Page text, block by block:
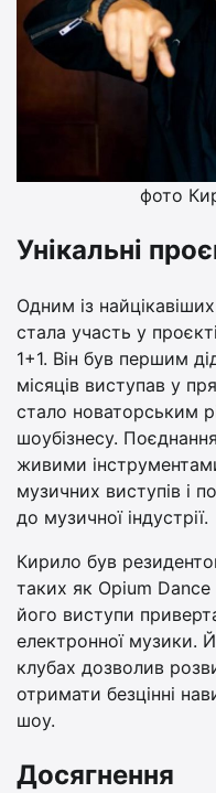
фото
Унікальні
Одним із
стала участь у
1+1. Він був першим
місяців виступав у
стало новаторським
шоубізнесу.
живими
музичних виступів і
до музичної індустрії.
Кирило був
таких як Opium
його виступи
електронної музики.
клубах дозволив
отримати безцінні
шоу.
Досягнення